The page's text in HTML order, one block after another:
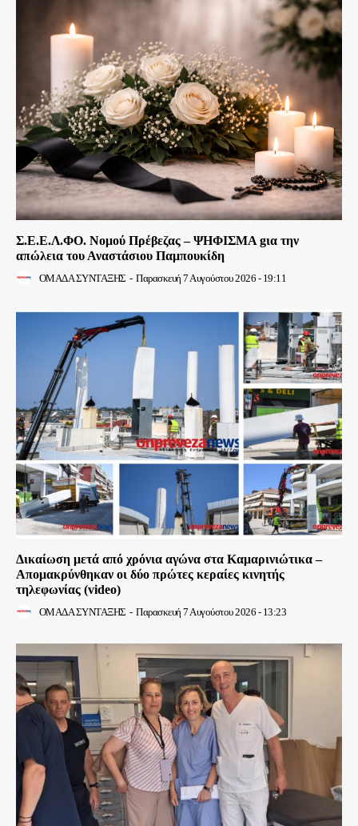
Σ.Ε.Ε.Λ.ΦΟ. Νομού Πρέβεζας – ΨΗΦΙΣΜΑ gια την
απώλεια του Αναστάσιου Παμπουκίδη
ΟΜΑΔΑ ΣΥΝΤΑΞΗΣ - Παρασκευή 7 Αυγούστου 2026 - 19:11
Δικαίωση μετά από χρόνια αγώνα στα Καμαρινιώτικα –
Απομακρύνθηκαν οι δύο πρώτες κεραίες κινητής
τηλεφωνίας (video)
ΟΜΑΔΑ ΣΥΝΤΑΞΗΣ - Παρασκευή 7 Αυγούστου 2026 - 13:23